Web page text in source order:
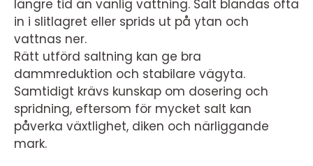
längre tid än vanlig vattning. Salt blandas ofta
in i slitlagret eller sprids ut på ytan och
vattnas ner.
Rätt utförd saltning kan ge bra
dammreduktion och stabilare vägyta.
Samtidigt krävs kunskap om dosering och
spridning, eftersom för mycket salt kan
påverka växtlighet, diken och närliggande
mark.